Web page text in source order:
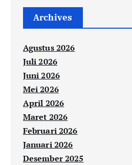
Archives
Agustus 2026
Juli 2026
Juni 2026
Mei 2026
April 2026
Maret 2026
Februari 2026
Januari 2026
Desember 2025